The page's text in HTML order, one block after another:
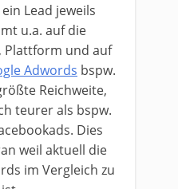
Lead jeweils
u.a. auf die
Plattform und auf
Adwords bspw.
Reichweite,
teurer als bspw.
Dies
weil aktuell die
im Vergleich zu